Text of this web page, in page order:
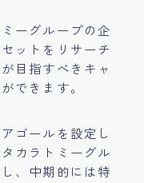
ーグループの企
ットをリサーチ
目指すべきキャ
できます。
ゴールを設定し
カラトミーグル
、中期的には特